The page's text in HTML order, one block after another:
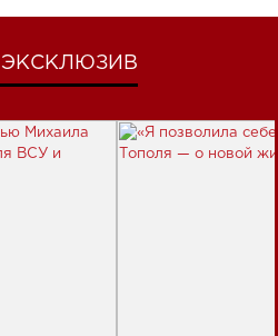
ЭКСКЛЮЗИВ